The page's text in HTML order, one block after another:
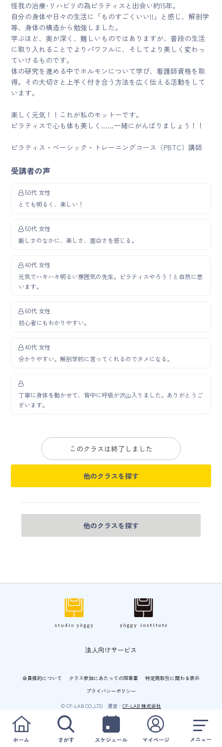
ホーム さがす スケジュール マイページ メニュー
怪我の治療･リハビリの為ピラティスと出会い約15年。
自分の身体や日々の生活に「ものすごくいい!!」と感じ、解剖学
等、身体の構造から勉強しました。
学ぶほど、奥が深く、難しいものではありますが、普段の生活
に取り入れることでよりパワフルに、そしてより美しく変わっ
ていけるものです。
体の研究を進める中でホルモンについて学び、看護師資格を取
得。その大切さと上手く付き合う方法を広く伝える活動をして
います。
楽しく元気！！これが私のモットーです。
ピラティスで心も体も美しく……一緒にがんばりましょう！！
ピラティス・ベーシック・トレーニングコース（PBTC）講師
受講者の声
50代 女性
とても明るく、楽しい！
50代 女性
厳しさのなかに、楽しさ、面白さを感じる。
40代 女性
元気でハキハキ明るい雰囲気の先生。ピラティスやろう！と自然に思
います。
60代 女性
初心者にもわかりやすい。
40代 女性
分かりやすい。解剖学的に言ってくれるのでタメになる。
丁寧に身体を動かせて、背中に呼吸が沢山入りました。ありがとうご
ざいます。
このクラスは終了しました
他のクラスを探す
他のクラスを探す
法人向けサービス
会員規約について クラス参加にあたっての同意書
特定商取引に関わる表示
プライバシーポリシー
© CF-LAB CO.,LTD 運営： CF-LAB 株式会社